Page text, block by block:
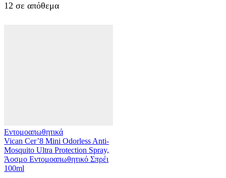
12 σε απόθεμα
Εντομοαπωθητικά
Vican Cer’8 Mini Odorless Anti-
Mosquito Ultra Protection Spray,
Άοσμο Εντομοαπωθητικό Σπρέι
100ml